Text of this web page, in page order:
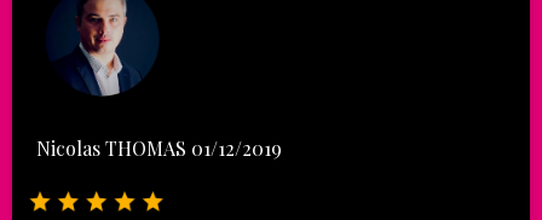
Nicolas THOMAS 01/12/2019